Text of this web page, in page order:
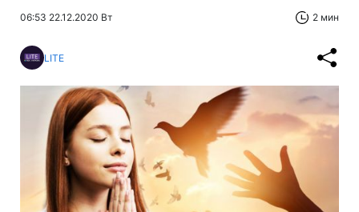
06:53 22.12.2020 Вт 2 мин
LITE